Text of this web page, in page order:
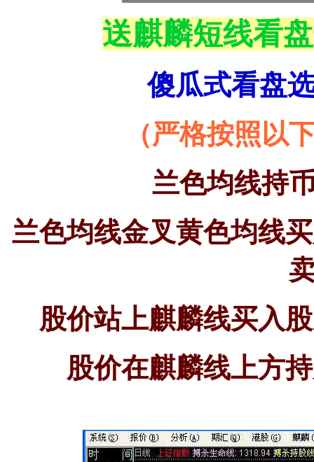
送麒麟短线看
傻瓜式看盘
（严格按照以
兰色均线持
兰色均线金叉黄色均线
股价站上麒麟线买入
股价在麒麟线上方